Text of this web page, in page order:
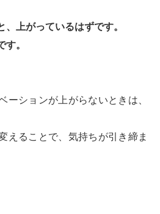
上がっているはずです。
。
ーションが上がらないときは、
えることで、気持ちが引き締ま